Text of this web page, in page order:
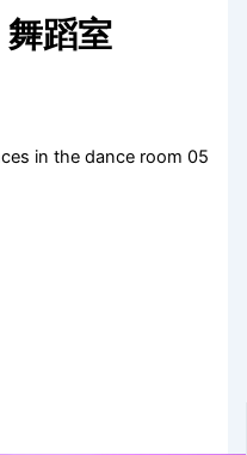
蹈室
in the dance room 05